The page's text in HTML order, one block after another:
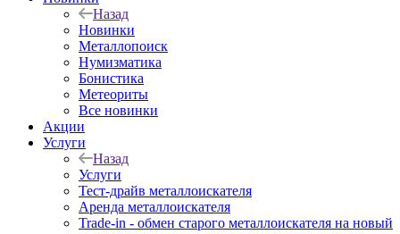
Назад
Новинки
Металлопоиск
Нумизматика
Бонистика
Метеориты
Все новинки
Акции
Услуги
Назад
Услуги
Тест-драйв металлоискателя
Аренда металлоискателя
Trade-in - обмен старого металлоискателя на новый